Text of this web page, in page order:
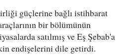
güçlerine bağlı istihbarat
bir bölümünün
satılmış ve Eş Şebab'a
endişelerini dile getirdi.